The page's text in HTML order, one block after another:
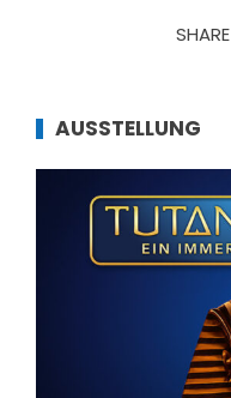
SHARE
AUSSTELLUNG